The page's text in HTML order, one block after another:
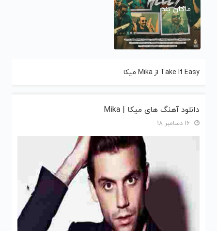
ماکان بند
Take It Easy از Mika میکا
دانلود آهنگ های میکا | Mika